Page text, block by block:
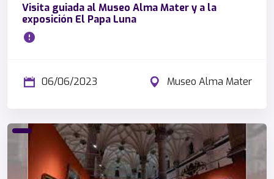
Visita guiada al Museo Alma Mater y a la
exposición El Papa Luna
06/06/2023 Museo Alma Mater